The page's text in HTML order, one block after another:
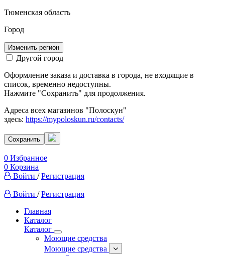
Тюменская область
Город
Изменить регион
Другой город
Оформление заказа и доставка в города, не входящие в
список, временно недоступны.
Нажмите "Сохранить" для продолжения.
Адреса всех магазинов "Полоскун"
здесь: https://mypoloskun.ru/contacts/
Сохранить
0 Избранное
0 Корзина
Войти / Регистрация
Войти / Регистрация
Главная
Каталог
Каталог
Моющие средства
Моющие средства